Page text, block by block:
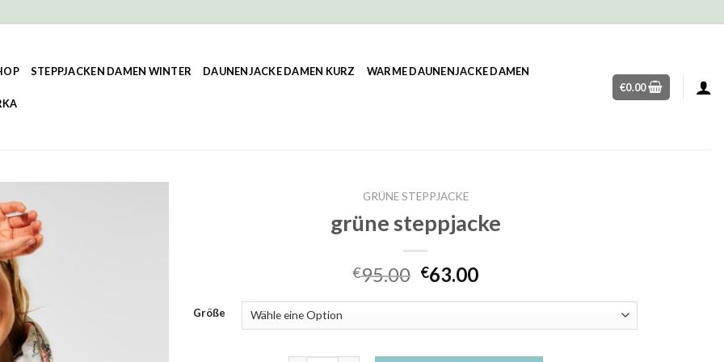
STEPPJACKEN DAMEN WINTER DAUNENJACKE DAMEN KURZ WARME DAUNENJACKE DAMEN
€0.00
GRÜNE STEPPJACKE
grüne steppjacke
€95.00 €63.00
Größe